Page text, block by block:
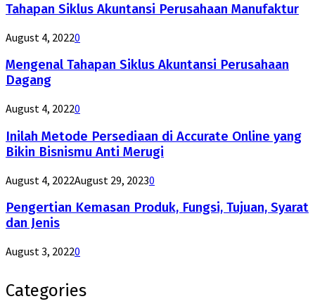
Tahapan Siklus Akuntansi Perusahaan Manufaktur
August 4, 20220
Mengenal Tahapan Siklus Akuntansi Perusahaan
Dagang
August 4, 20220
Inilah Metode Persediaan di Accurate Online yang
Bikin Bisnismu Anti Merugi
August 4, 2022August 29, 20230
Pengertian Kemasan Produk, Fungsi, Tujuan, Syarat
dan Jenis
August 3, 20220
Categories